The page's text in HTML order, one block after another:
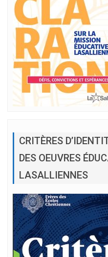
CRITÈRES
DES OEUVRES
LASALLIENNES